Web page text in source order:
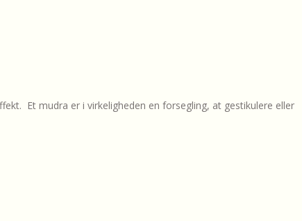
Et mudra er i virkeligheden en forsegling, at gestikulere eller